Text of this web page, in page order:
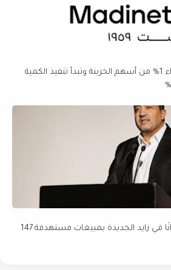
مدينة مصر تستكمل شراء 1% من أسهم الخزينة وتبدأ تنفيذ الكمية
PRE Group تطور 380 فدانًا في زايد الجديدة بمبيعات مستهدفة 147